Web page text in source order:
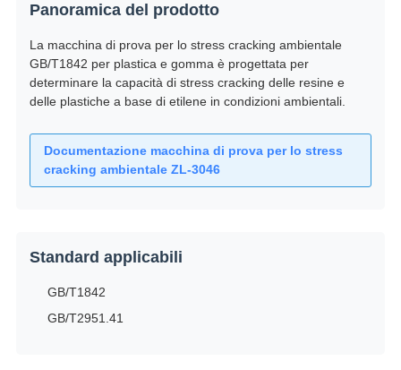
Panoramica del prodotto
La macchina di prova per lo stress cracking ambientale
GB/T1842 per plastica e gomma è progettata per
determinare la capacità di stress cracking delle resine e
delle plastiche a base di etilene in condizioni ambientali.
Documentazione macchina di prova per lo stress
cracking ambientale ZL-3046
Standard applicabili
GB/T1842
GB/T2951.41